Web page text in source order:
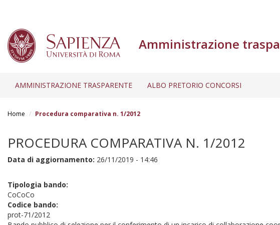
Amministrazione
AMMINISTRAZIONE TRASPARENTE ALBO PRETORIO CONCORSI
Home Procedura comparativa n. 1/2012
PROCEDURA COMPARATIVA N. 1/2012
Data di aggiornamento: 26/11/2019 - 14:46
Tipologia bando:
CoCoCo
Codice bando:
prot-71/2012